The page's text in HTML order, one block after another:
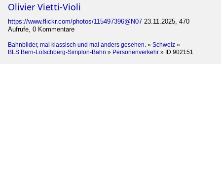
Olivier Vietti-Violi
https://www.flickr.com/photos/115497396@N07 23.11.2025, 470
Aufrufe, 0 Kommentare
Bahnbilder, mal klassisch und mal anders gesehen. » Schweiz »
BLS Bern-Lötschberg-Simplon-Bahn » Personenverkehr » ID 902151